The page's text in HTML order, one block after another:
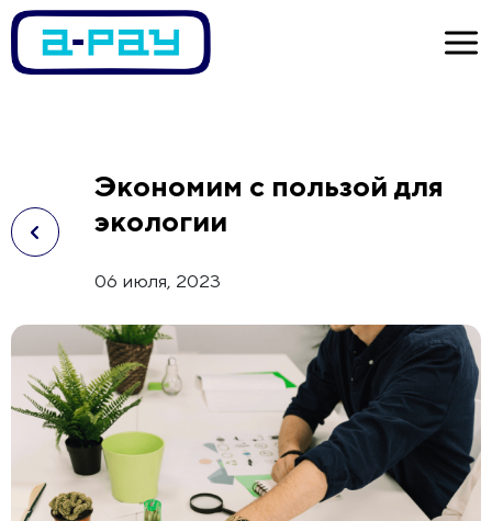
Экономим с пользой для
экологии
06 июля, 2023